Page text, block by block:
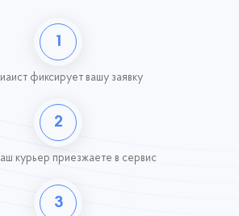
1
фиксируетвашу заявку
2
курьер приезжаете в сервис
3